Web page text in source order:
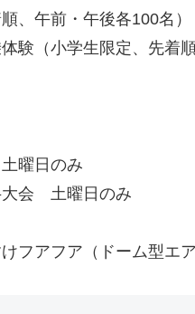
順、午前・午後各100名
験（小学生限定、先着
曜日のみ
大会 土曜日のみ
フアフア（ドーム型エア